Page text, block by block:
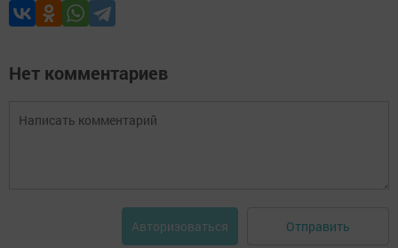
Нет комментариев
Авторизоваться Отправить